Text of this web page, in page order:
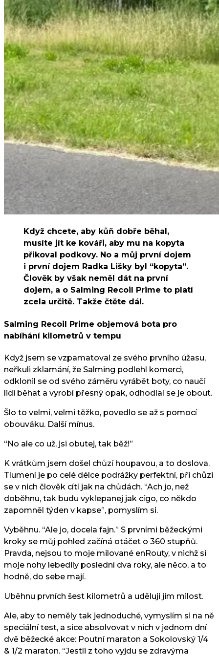
Když chcete, aby kůň dobře běhal,
musíte jít ke kováři, aby mu na kopyta
přikoval podkovy. No a můj první dojem
i první dojem Radka Lišky byl “kopyta”.
Člověk by však neměl dát na první
dojem, a o Salming Recoil Prime to platí
zcela určitě. Takže čtěte dál.
Salming Recoil Prime objemová bota pro
nabíhání kilometrů v tempu
Když jsem se vzpamatoval ze svého prvního úžasu,
neřkuli zklamání, že Salming podlehl komerci,
odklonil se od svého záměru vyrábět boty, co naučí
lidi běhat a vyrobí přesný opak, odhodlal se je obout.
Šlo to velmi, velmi těžko, povedlo se až s pomocí
obouváku. Další mínus.
“No ale co už, jsi obutej, tak běž!”
K vrátkům jsem došel chůzí houpavou, a to doslova.
Tlumení je po celé délce podrážky perfektní, při chůzi
se v nich člověk cítí jak na chůdách. “Ach jo, než
doběhnu, tak budu vyklepanej jak cígo, co někdo
zapomněl týden v kapse”, pomyslím si.
Vyběhnu. “Ale jo, docela fajn.” S prvními běžeckými
kroky se můj pohled začíná otáčet o 360 stupňů.
Pravda, nejsou to moje milované enRouty, v nichž si
moje nohy lebedily poslední dva roky, ale něco, a to
hodně, do sebe mají.
Uběhnu prvních šest kilometrů a uděluji jim milost.
Ale, aby to neměly tak jednoduché, vymyslím si na ně
speciální test, a sice absolvovat v nich v jednom dní
dvě běžecké akce: Poutní maraton a Sokolovský 1/4
& 1/2 maraton. “Jestli z toho vyjdu se zdravýma